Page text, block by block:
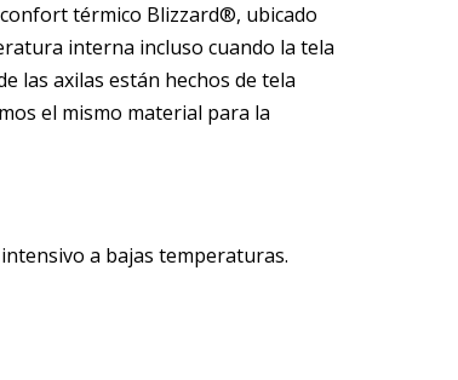
térmico Blizzard®, ubicado
interna incluso cuando la tela
las axilas están hechos de tela
el mismo material para la
a bajas temperaturas.